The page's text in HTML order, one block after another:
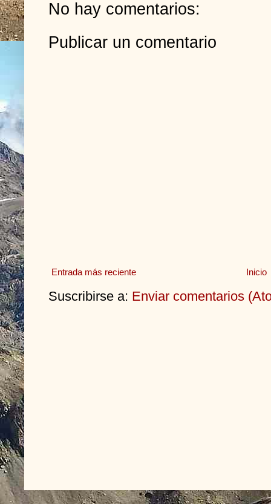
No hay comentarios:
Publicar un comentario
Entrada más reciente Inicio
Suscribirse a: Enviar comentarios